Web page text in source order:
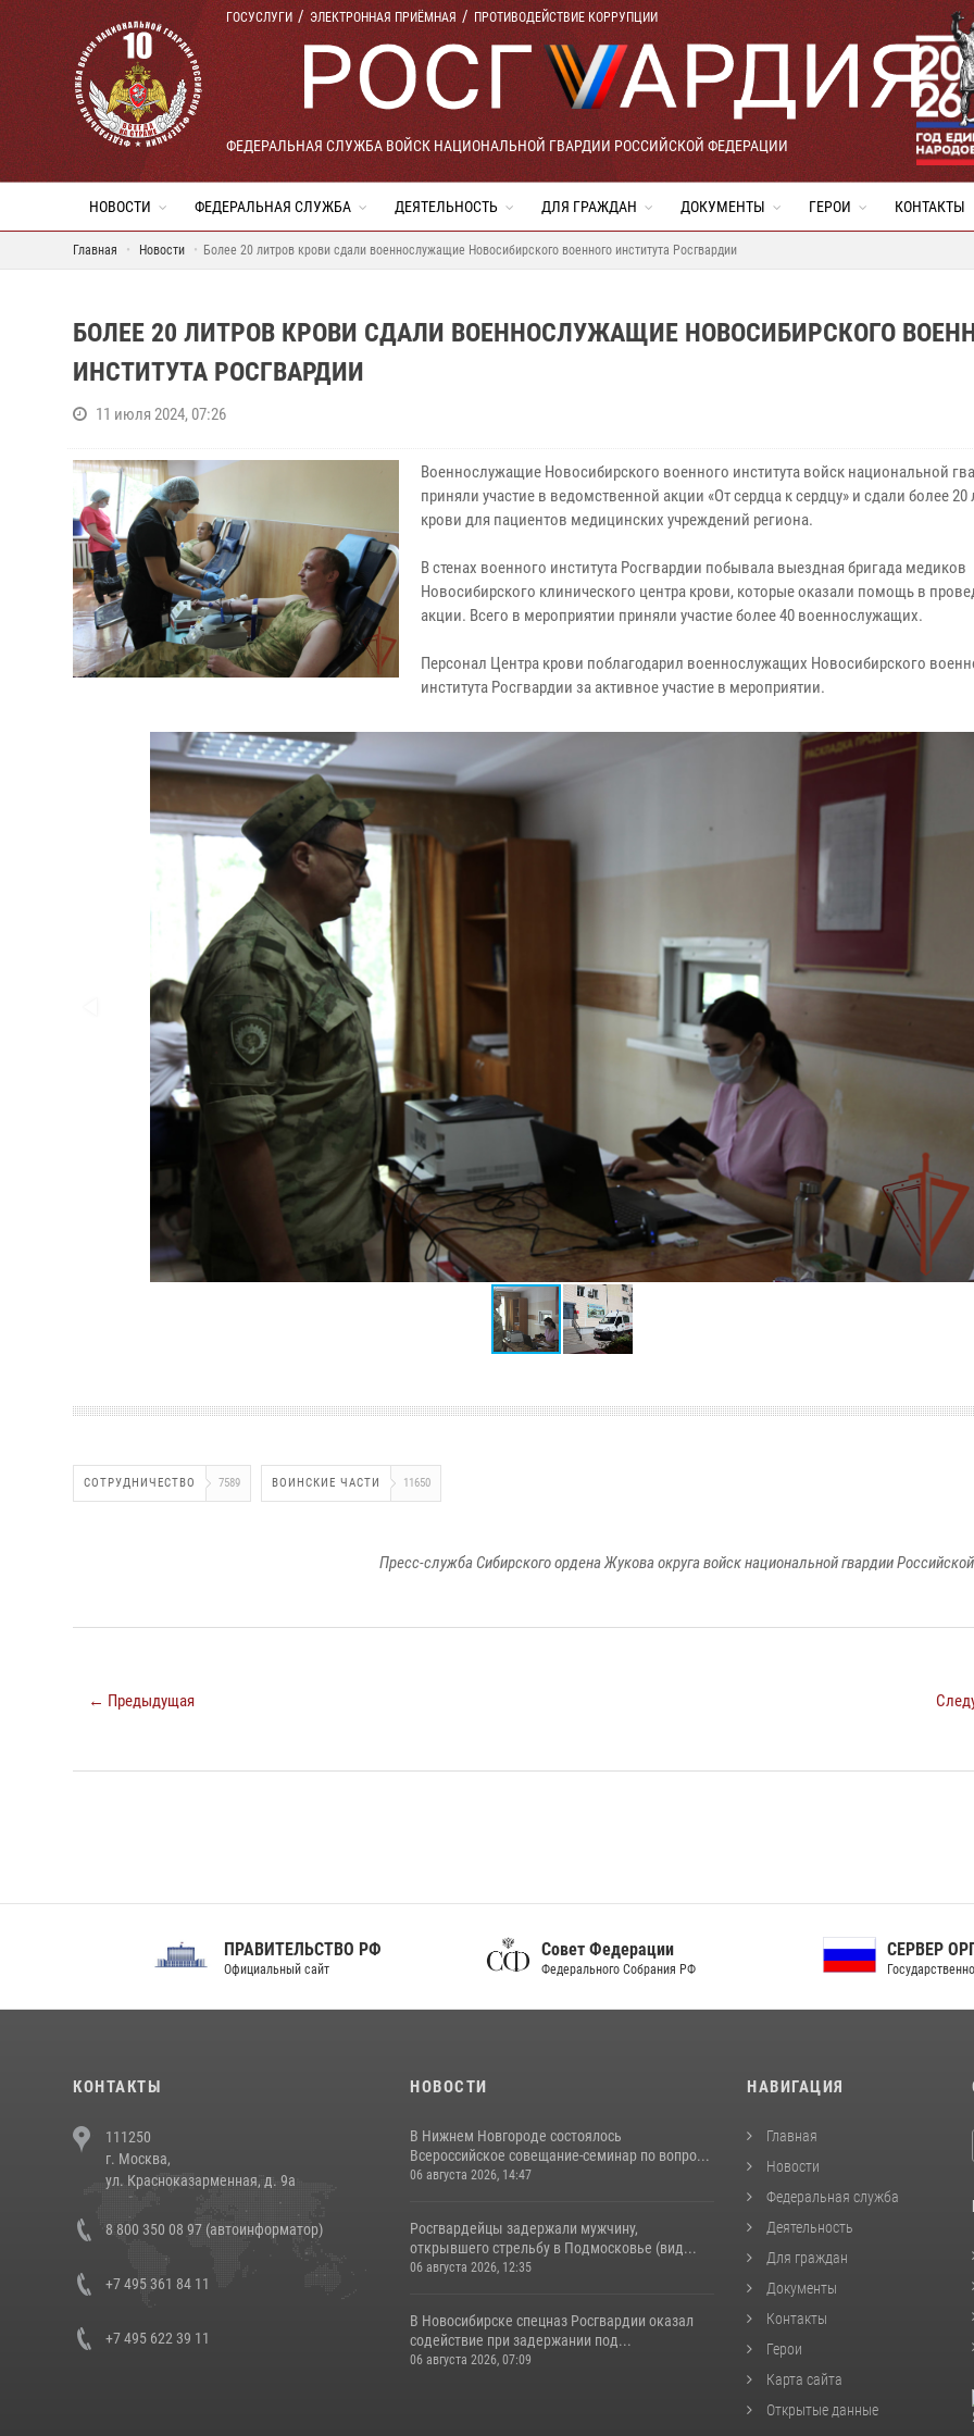
ГОСУСЛУГИ ЭЛЕКТРОННАЯ ПРИЁМНАЯ ПРОТИВОДЕЙСТВИЕ КОРРУПЦИИ
ФЕДЕРАЛЬНАЯ СЛУЖБА ВОЙСК НАЦИОНАЛЬНОЙ ГВАРДИИ РОССИЙСКОЙ ФЕДЕРАЦИИ
НОВОСТИ ФЕДЕРАЛЬНАЯ СЛУЖБА ДЕЯТЕЛЬНОСТЬ ДЛЯ ГРАЖДАН ДОКУМЕНТЫ ГЕРОИ КОНТАКТЫ
Главная Новости Более 20 литров крови сдали военнослужащие Новосибирского военного института Росгвардии
БОЛЕЕ 20 ЛИТРОВ КРОВИ СДАЛИ ВОЕННОСЛУЖАЩИЕ НОВОСИБИРСКОГО
ИНСТИТУТА РОСГВАРДИИ
11 июля 2024, 07:26
Военнослужащие Новосибирского военного института войск национальной
приняли участие в ведомственной акции «От сердца к сердцу» и сдали более 20
крови для пациентов медицинских учреждений региона.
В стенах военного института Росгвардии побывала выездная бригада медиков
Новосибирского клинического центра крови, которые оказали помощь в
акции. Всего в мероприятии приняли участие более 40 военнослужащих.
Персонал Центра крови поблагодарил военнослужащих Новосибирского
института Росгвардии за активное участие в мероприятии.
СОТРУДНИЧЕСТВО 7589 ВОИНСКИЕ ЧАСТИ 11650
Пресс-служба Сибирского ордена Жукова округа войск национальной гвардии
← Предыдущая
ПРАВИТЕЛЬСТВО РФ
Официальный сайт
Совет Федерации
Федерального Собрания РФ
СЕРВЕР ОРГАНОВ
Государственной власти РФ
КОНТАКТЫ
111250
г. Москва,
ул. Красноказарменная, д. 9а
8 800 350 08 97 (автоинформатор)
+7 495 361 84 11
+7 495 622 39 11
НОВОСТИ
В Нижнем Новгороде состоялось
Всероссийское совещание-семинар по вопро...
06 августа 2026, 14:47
Росгвардейцы задержали мужчину,
открывшего стрельбу в Подмосковье (вид...
06 августа 2026, 12:35
В Новосибирске спецназ Росгвардии оказал
содействие при задержании под...
06 августа 2026, 07:09
НАВИГАЦИЯ
Главная
Новости
Федеральная служба
Деятельность
Для граждан
Документы
Контакты
Герои
Карта сайта
Открытые данные